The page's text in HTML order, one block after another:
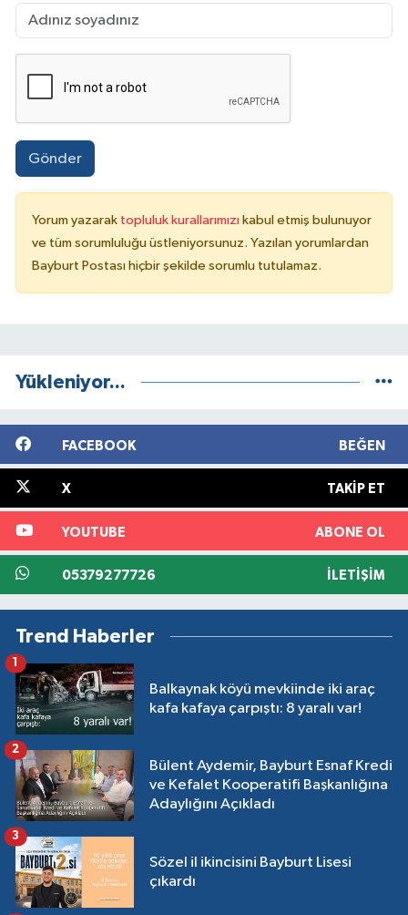
Gönder
Yorum yazarak topluluk kurallarımızı kabul etmiş bulunuyor
ve tüm sorumluluğu üstleniyorsunuz. Yazılan yorumlardan
Bayburt Postası hiçbir şekilde sorumlu tutulamaz.
Yükleniyor...
FACEBOOK BEĞEN
X TAKIP ET
YOUTUBE ABONE OL
05379277726 İLETIŞIM
Trend Haberler
Balkaynak köyü mevkiinde iki araç
kafa kafaya çarpıştı: 8 yaralı var!
1
Bülent Aydemir, Bayburt Esnaf Kredi
ve Kefalet Kooperatifi Başkanlığına
Adaylığını Açıkladı
2
Sözel il ikincisini Bayburt Lisesi
çıkardı
3